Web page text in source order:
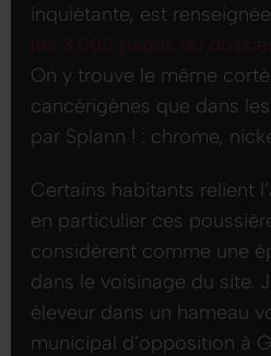
inquiétante, est
les 3.000 pages du
On y trouve le même
cancérigènes que dans
par Splann ! : chrome,
Certains habitants relient
en particulier ces
considèrent comme une
dans le voisinage du site.
éleveur dans un hameau
municipal d’opposition à